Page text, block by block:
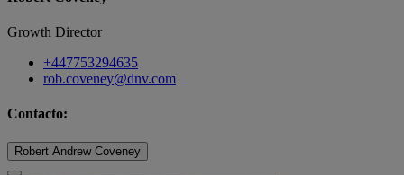
Growth Director
+447753294635
rob.coveney@dnv.com
Contacto:
Robert Andrew Coveney